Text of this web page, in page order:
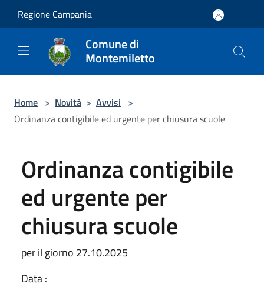
Regione Campania
Comune di
Montemiletto
Home > Novità > Avvisi >
Ordinanza contigibile ed urgente per chiusura scuole
Ordinanza contigibile
ed urgente per
chiusura scuole
per il giorno 27.10.2025
Data :